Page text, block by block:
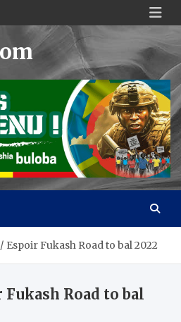
Espoir Fukash Road to bal 2022
Fukash Road to bal